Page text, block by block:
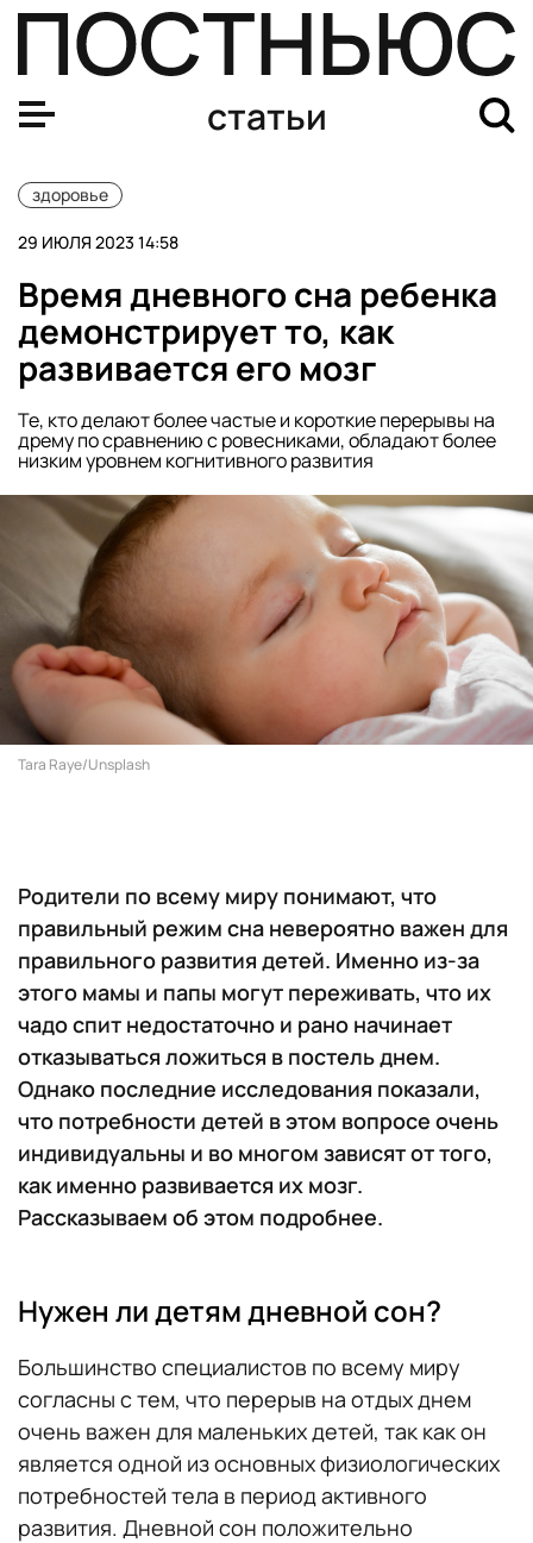
статьи
здоровье
29 ИЮЛЯ 2023 14:58
Время дневного сна ребенка
демонстрирует то, как
развивается его мозг
Те, кто делают более частые и короткие перерывы на
дрему по сравнению с ровесниками, обладают более
низким уровнем когнитивного развития
Tara Raye/Unsplash
Родители по всему миру понимают, что
правильный режим сна невероятно важен для
правильного развития детей. Именно из-за
этого мамы и папы могут переживать, что их
чадо спит недостаточно и рано начинает
отказываться ложиться в постель днем.
Однако последние исследования показали,
что потребности детей в этом вопросе очень
индивидуальны и во многом зависят от того,
как именно развивается их мозг.
Рассказываем об этом подробнее.
Нужен ли детям дневной сон?
Большинство специалистов по всему миру
согласны с тем, что перерыв на отдых днем
очень важен для маленьких детей, так как он
является одной из основных физиологических
потребностей тела в период активного
развития. Дневной сон положительно
Специальные очки, пластыри и мятные леденцы: что